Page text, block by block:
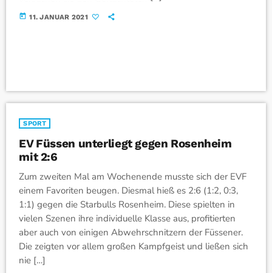
today 11. JANUAR 2021
SPORT
EV Füssen unterliegt gegen Rosenheim
mit 2:6
Zum zweiten Mal am Wochenende musste sich der EVF
einem Favoriten beugen. Diesmal hieß es 2:6 (1:2, 0:3,
1:1) gegen die Starbulls Rosenheim. Diese spielten in
vielen Szenen ihre individuelle Klasse aus, profitierten
aber auch von einigen Abwehrschnitzern der Füssener.
Die zeigten vor allem großen Kampfgeist und ließen sich
nie […]